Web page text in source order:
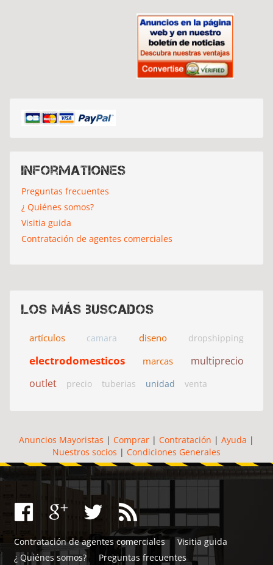
Informationes
Preguntas frecuentes
¿ Quiénes somos?
Visitia guida
Contratación de agentes comerciales
Los más buscados
artículos camara diseno dropshipping
electrodomesticos marcas
multiprecio
outlet
precio tuberias unidad venta
Anuncios Mayoristas | Comprar | Contratación | Ayuda |
Nuestros socios | Condiciones Generales
Contratación de agentes comerciales
Visitia guida
¿ Quiénes somos?
Preguntas frecuentes